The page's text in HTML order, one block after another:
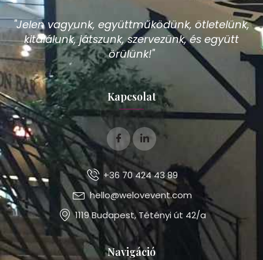
"Jelen vagyunk, együttműködünk, ötletelünk,
kitalálunk, játszunk, szervezünk, és együtt
örülünk!"
Kapcsolat
+36 70 424 43 89
hello@welovevent.com
1119 Budapest, Tétényi út 42/a
Navigáció